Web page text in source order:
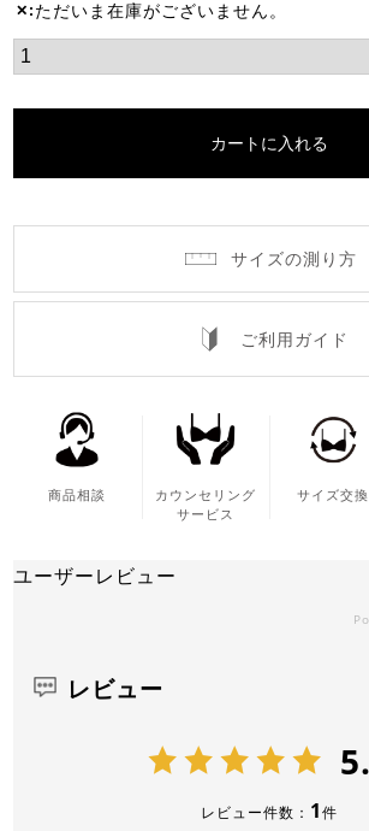
✕ ただいま在庫がございません。
カートに入れる
サイズの測り方
ご利用ガイド
商品相談
カウンセリング
サービス
サイズ交換
ユーザーレビュー
レビュー
レビュー件数： 1件